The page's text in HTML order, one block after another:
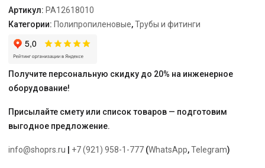
"PRO
AQUA"
Артикул: PA12618010
Категории: Полипропиленовые,Трубы и фитинги
Получите персональную скидку до 20% на инженерное
оборудование!
Присылайте смету или список товаров — подготовим
выгодное предложение.
info@shoprs.ru +7 (921) 958-1-777 (WhatsApp,Telegram)